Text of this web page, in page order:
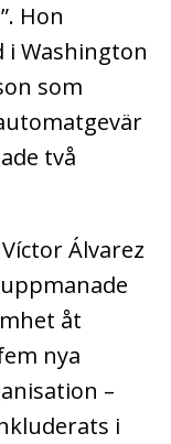
Hon
i Washington
som
två
Álvarez
åt
nya
–
i